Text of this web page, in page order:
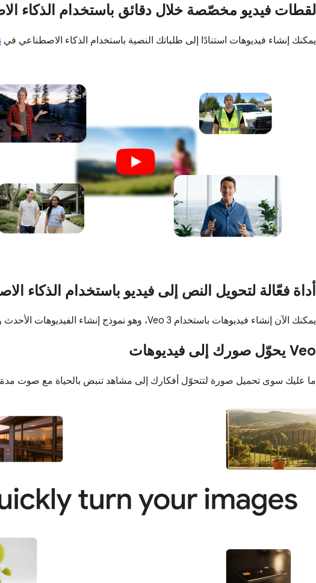
لقطات فيديو مخصّصة خلال دقائق باستخدام الذكاء
يمكنك إنشاء فيديوهات استنادًا إلى طلباتك النصية باستخدام الذكاء الاصطناعي في
أداة فعّالة لتحويل النص إلى فيديو باستخدام الذكاء
يمكنك الآن إنشاء فيديوهات باستخدام Veo 3، وهو نموذج إنشاء الفيديوهات الأحدث والأكثر تطوّرًا من Google، وذلك بدون مغادرة Google Vids.
‫Veo يحوّل صورك إلى فيديوهات
ما عليك سوى تحميل صورة لتتحوّل أفكارك إلى مشاهد تنبض بالحياة مع صوت مدمَج